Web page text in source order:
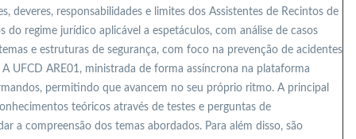
deveres, responsabilidades e limites dos Assistentes de Recintos de
do regime jurídico aplicável a espetáculos, com análise de casos
e estruturas de segurança, com foco na prevenção de acidentes
UFCD ARE01, ministrada de forma assíncrona na plataforma
permitindo que avancem no seu próprio ritmo. A principal
teóricos através de testes e perguntas de
a compreensão dos temas abordados. Para além disso, são